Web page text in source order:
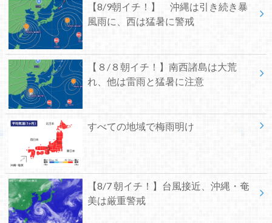
【8/9朝イチ！】 沖縄は引き続き暴
風雨に、西は猛暑に警戒
【８/８朝イチ！】南西諸島は大荒
れ、他は雷雨と猛暑に注意
すべての地域で梅雨明け
【8/7 朝イチ！】台風接近、沖縄・奄
美は厳重警戒